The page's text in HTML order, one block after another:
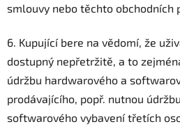
smlouvy nebo těchto obchodních
6. Kupující bere na vědomí, že
dostupný nepřetržitě, a to
údržbu hardwarového a
prodávajícího, popř. nutnou
softwarového vybavení třetích